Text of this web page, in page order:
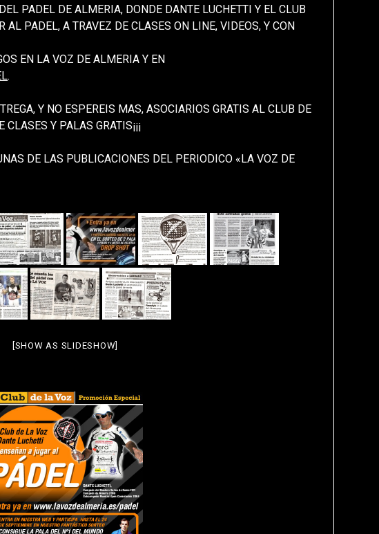
PADEL DE ALMERIA, DONDE DANTE LUCHETTI Y EL CLUB
PADEL, A TRAVEZ DE CLASES ON LINE, VIDEOS, Y CON
EN LA VOZ DE ALMERIA Y EN
.
Y NO ESPEREIS MAS, ASOCIARIOS GRATIS AL CLUB DE
Y PALAS GRATIS¡¡¡
DE LAS PUBLICACIONES DEL PERIODICO «LA VOZ DE
[SHOW AS SLIDESHOW]